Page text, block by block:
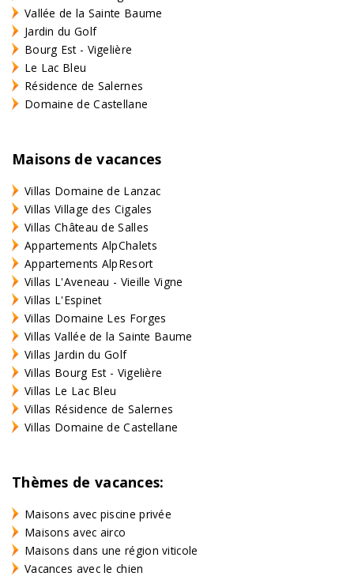
Vallée de la Sainte Baume
Jardin du Golf
Bourg Est - Vigelière
Le Lac Bleu
Résidence de Salernes
Domaine de Castellane
Maisons de vacances
Villas Domaine de Lanzac
Villas Village des Cigales
Villas Château de Salles
Appartements AlpChalets
Appartements AlpResort
Villas L'Aveneau - Vieille Vigne
Villas L'Espinet
Villas Domaine Les Forges
Villas Vallée de la Sainte Baume
Villas Jardin du Golf
Villas Bourg Est - Vigelière
Villas Le Lac Bleu
Villas Résidence de Salernes
Villas Domaine de Castellane
Thèmes de vacances:
Maisons avec piscine privée
Maisons avec airco
Maisons dans une région viticole
Vacances avec le chien